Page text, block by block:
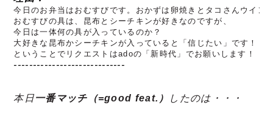
今日のお弁当はおむすびです。おかずは卵焼きとタコさんウイン
おむすびの具は、昆布とシーチキンが好きなのですが、
今日は一体何の具が入っているのか？
大好きな昆布かシーチキンが入っていると「信じたい」です！
ということでリクエストはadoの「新時代」でお願いします！
-----------------------------
本日一番マッチ（=good feat.） したのは・・・